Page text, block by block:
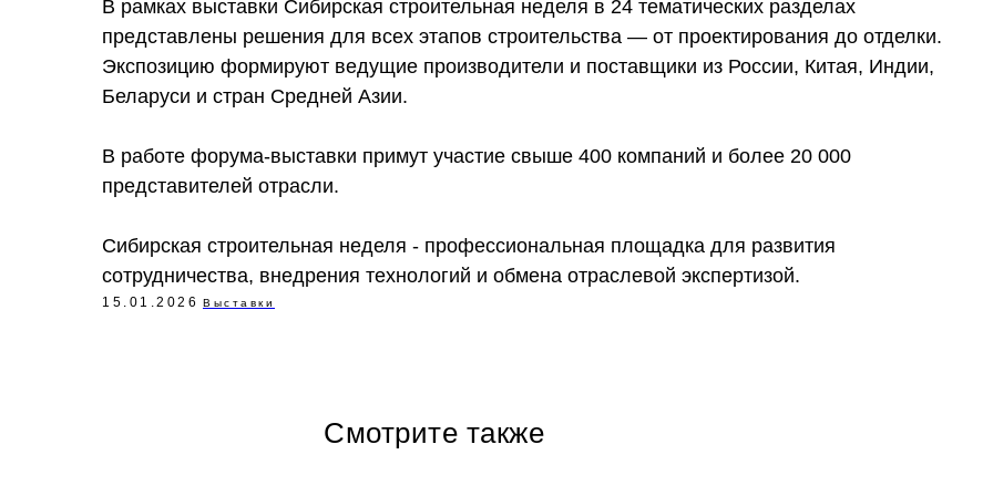
В рамках выставки Сибирская строительная неделя в 24 тематических разделах
представлены решения для всех этапов строительства — от проектирования до отделки.
Экспозицию формируют ведущие производители и поставщики из России, Китая, Индии,
Беларуси и стран Средней Азии.
В работе форума-выставки примут участие свыше 400 компаний и более 20 000
представителей отрасли.
Сибирская строительная неделя - профессиональная площадка для развития
сотрудничества, внедрения технологий и обмена отраслевой экспертизой.
15.01.2026 Выставки
Смотрите также